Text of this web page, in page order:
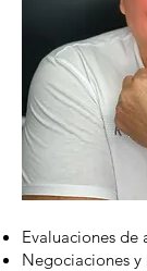
Evaluaciones de
Negociaciones y